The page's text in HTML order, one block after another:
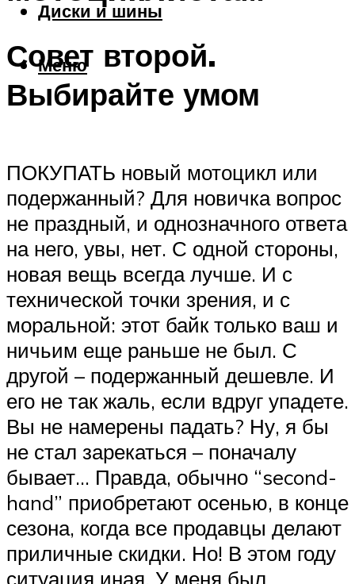
Диски и шины
Меню
Совет второй.
Выбирайте умом
ПОКУПАТЬ новый мотоцикл или
подержанный? Для новичка вопрос
не праздный, и однозначного ответа
на него, увы, нет. С одной стороны,
новая вещь всегда лучше. И с
технической точки зрения, и с
моральной: этот байк только ваш и
ничьим еще раньше не был. С
другой – подержанный дешевле. И
его не так жаль, если вдруг упадете.
Вы не намерены падать? Ну, я бы
не стал зарекаться – поначалу
бывает… Правда, обычно “second-
hand” приобретают осенью, в конце
сезона, когда все продавцы делают
приличные скидки. Но! В этом году
ситуация иная. У меня был